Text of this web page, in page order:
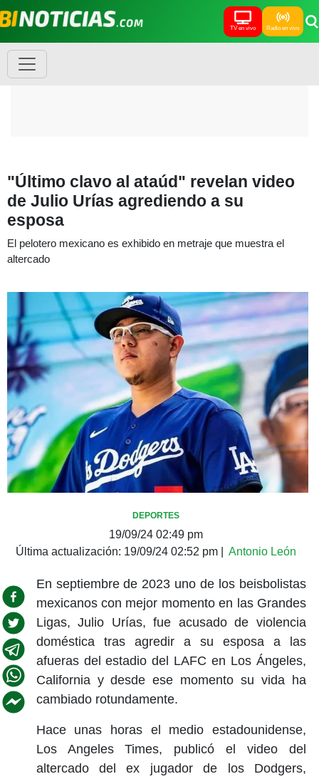
TV en vivo Radio en vivo
"Último clavo al ataúd" revelan video
de Julio Urías agrediendo a su
esposa
El pelotero mexicano es exhibido en metraje que muestra el
altercado
DEPORTES
19/09/24 02:49 pm
Última actualización: 19/09/24 02:52 pm Antonio León
En septiembre de 2023 uno de los beisbolistas
mexicanos con mejor momento en las Grandes
Ligas, Julio Urías, fue acusado de violencia
doméstica tras agredir a su esposa a las
afueras del estadio del LAFC en Los Ángeles,
California y desde ese momento su vida ha
cambiado rotundamente.
Hace unas horas el medio estadounidense,
Los Angeles Times, publicó el video del
altercado del ex jugador de los Dodgers,